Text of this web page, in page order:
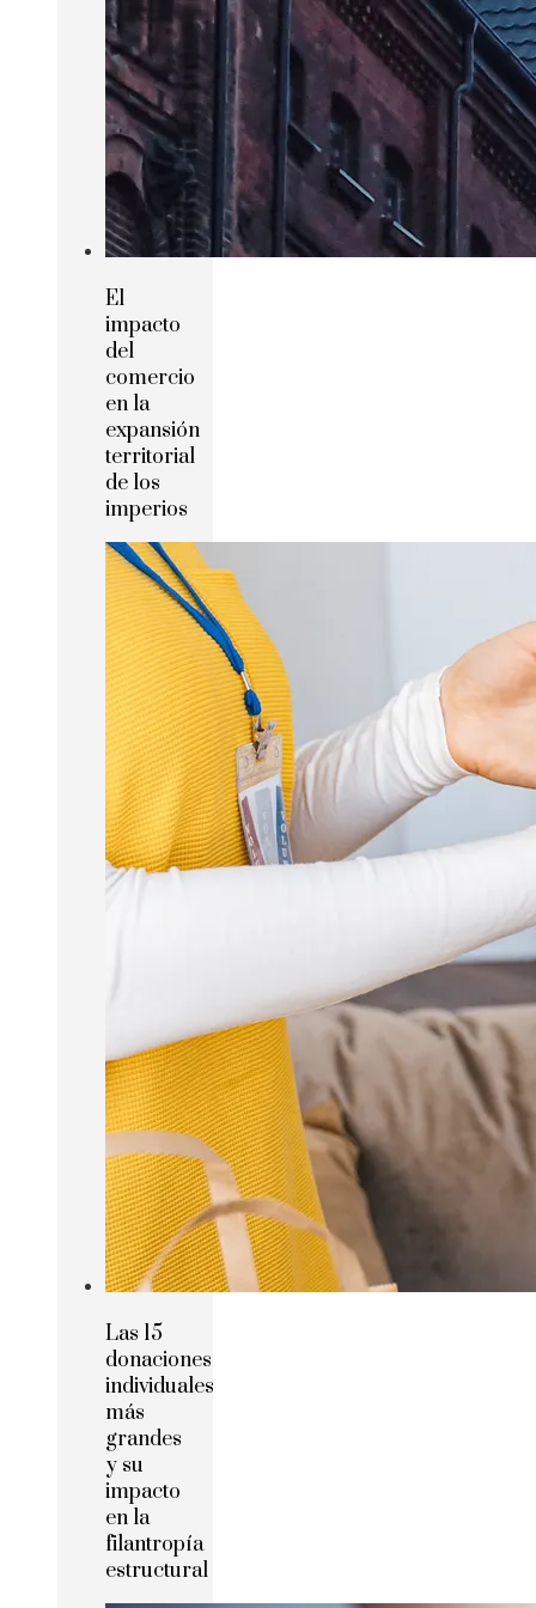
El
impacto
del
comercio
en la
expansión
territorial
de los
imperios
Las 15
donaciones
individuales
más
grandes
y su
impacto
en la
filantropía
estructural